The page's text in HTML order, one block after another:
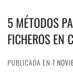
5 MÉTODOS
FICHEROS EN
PUBLICADA EN 7